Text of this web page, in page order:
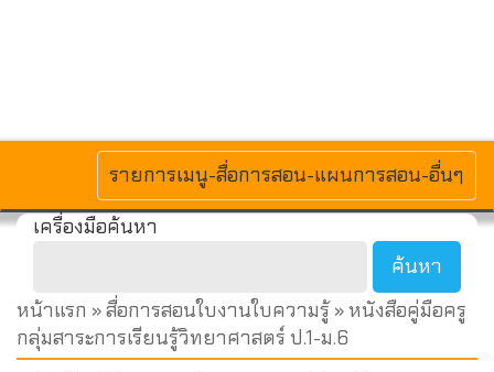
MENU
รายการเมนู-สื่อการสอน-แผนการสอน-อื่นๆ
เครื่องมือค้นหา
หน้าแรก »สื่อการสอนใบงานใบความรู้» หนังสือคู่มือครู
กลุ่มสาระการเรียนรู้วิทยาศาสตร์ ป.1-ม.6